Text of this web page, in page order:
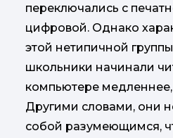
переключались с
цифровой. Однако
этой нетипичной
школьники начинали
компьютере медленнее,
Другими словами, они
собой разумеющимся,